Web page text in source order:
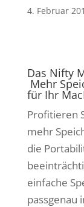
4. Februar
Das Nifty
Mehr
für Ihr
Profitieren
mehr
die
einfache
passgenau